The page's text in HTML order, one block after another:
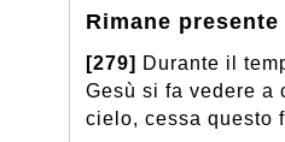
Rimane presente
[279] Durante il
Gesù si fa vedere a
cielo, cessa questo